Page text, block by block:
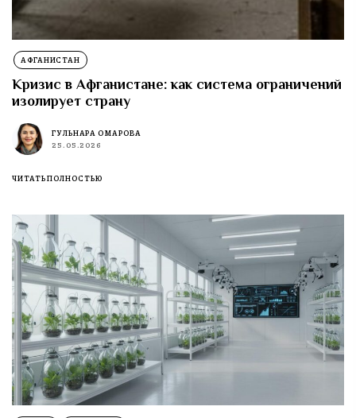
АФГАНИСТАН
Кризис в Афганистане: как система ограничений
изолирует страну
ГУЛЬНАРА ОМАРОВА
25.05.2026
ЧИТАТЬ ПОЛНОСТЬЮ